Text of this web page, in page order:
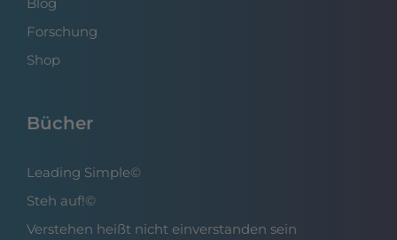
Blog
Forschung
Shop
Bücher
Leading Simple©
Steh auf!©
Verstehen heißt nicht einverstanden sein